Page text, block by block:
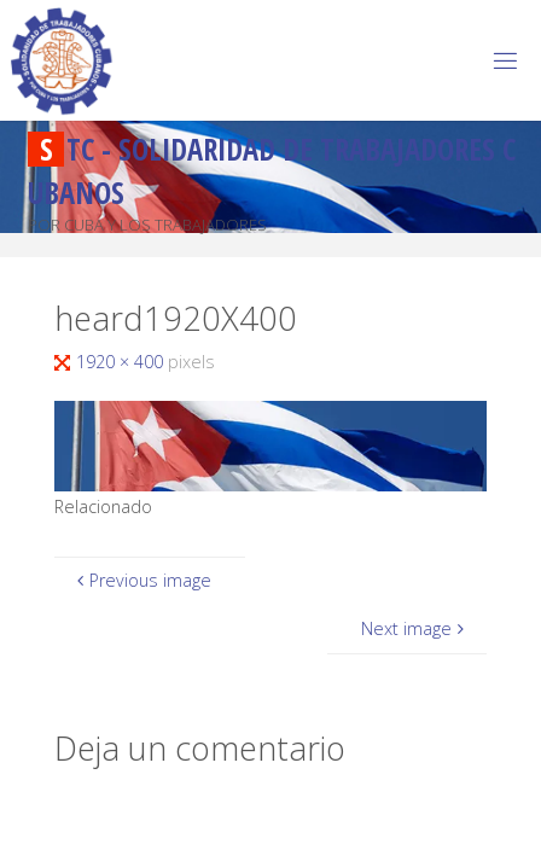
S TC-SOLIDARIDADD R A BAJADORES C
U BANOS
POR CUBA Y LOS TRABAJADORES
heard1920X400
1920 × 400 pixels
Relacionado
Previous image
Next image
Deja un comentario